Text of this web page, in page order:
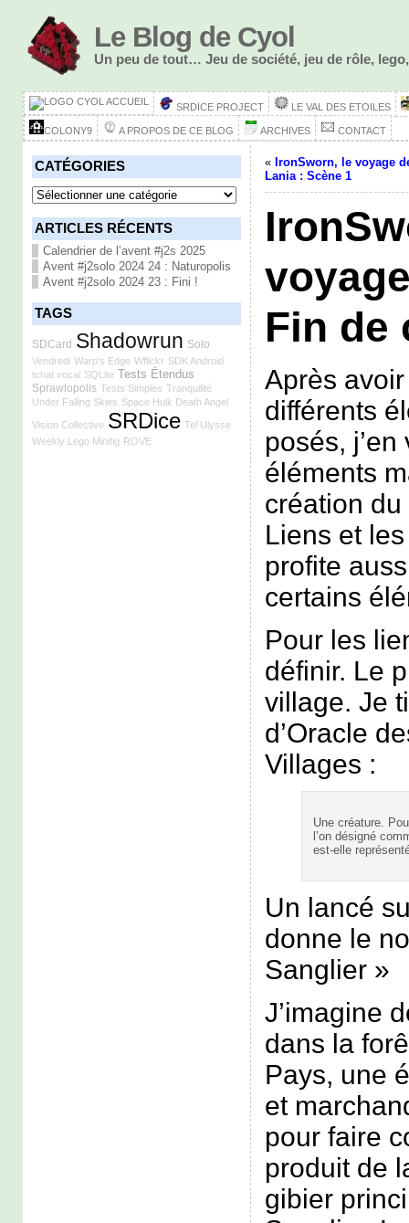
Le Blog de Cyol
Un peu de tout… Jeu de société, jeu de rôle,
ACCUEIL SRDICE PROJECT LE VAL DES ETOILES
COLONY9 A PROPOS DE CE BLOG ARCHIVES CONTACT
CATÉGORIES
Catégories
ARTICLES RÉCENTS
Calendrier de l’avent #j2s 2025
Avent #j2solo 2024 24 : Naturopolis
Avent #j2solo 2024 23 : Fini !
TAGS
SDCard Shadowrun Solo
Vendredi Warp's Edge Wflickr SDK Android
tchat vocal SQLite Tests Étendus
Sprawlopolis Tests Simples Tranquilité
Under Falling Skies Space Hulk Death Angel
Vision Collective SRDice Tel Ulysse
Weekly Lego Minifig ROVE
« IronSworn, le voyage
Lania : Scène 1
Fin de
Après
différents
posés,
éléments
création
Liens et
profite
certains
Pour les
définir. Le
village. Je
d’Oracle
Villages :
Une créature.
l’on désigné
est-elle
Un lancé
donne le
Sanglier »
J’imagine
dans la
Pays, une
et
pour faire
produit de
gibier